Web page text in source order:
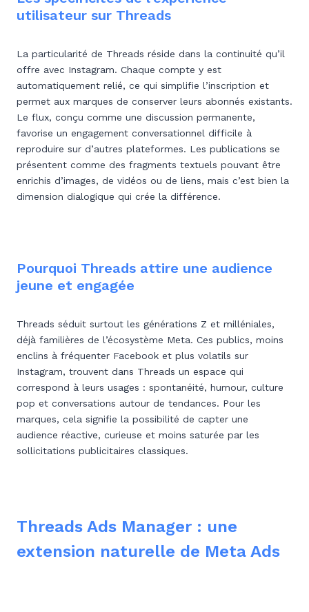
utilisateur sur Threads
La particularité de Threads réside dans la continuité qu’il
offre avec Instagram. Chaque compte y est
automatiquement relié, ce qui simplifie l’inscription et
permet aux marques de conserver leurs abonnés existants.
Le flux, conçu comme une discussion permanente,
favorise un engagement conversationnel difficile à
reproduire sur d’autres plateformes. Les publications se
présentent comme des fragments textuels pouvant être
enrichis d’images, de vidéos ou de liens, mais c’est bien la
dimension dialogique qui crée la différence.
Pourquoi Threads attire une audience
jeune et engagée
Threads séduit surtout les générations Z et milléniales,
déjà familières de l’écosystème Meta. Ces publics, moins
enclins à fréquenter Facebook et plus volatils sur
Instagram, trouvent dans Threads un espace qui
correspond à leurs usages : spontanéité, humour, culture
pop et conversations autour de tendances. Pour les
marques, cela signifie la possibilité de capter une
audience réactive, curieuse et moins saturée par les
sollicitations publicitaires classiques.
Threads Ads Manager : une
extension naturelle de Meta Ads